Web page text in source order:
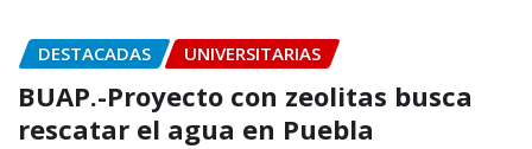
DESTACADAS UNIVERSITARIAS
BUAP.-Proyecto con zeolitas busca
rescatar el agua en Puebla